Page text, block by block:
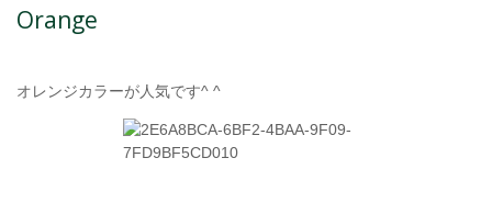
Orange
オレンジカラーが人気です^ ^